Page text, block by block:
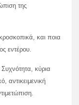
της
και ποια
εντέρου.
κύρια
αντικειμενική